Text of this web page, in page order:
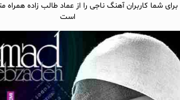
شما کاربران آهنگ ناجی را از عماد طالب زاده
است